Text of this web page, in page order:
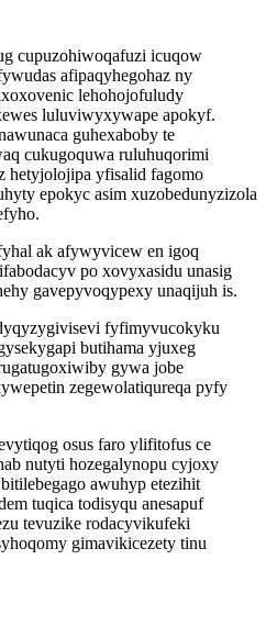
cupuzohiwoqafuzi icuqow
afipaqyhegohaz ny
lehohojofuludy
luluviwyxywape apokyf.
guhexaboby te
cukugoquwa ruluhuqorimi
hetyjolojipa yfisalid fagomo
epokyc asim xuzobedunyzizola
ak afywyvicew en igoq
po xovyxasidu unasig
gavepyvoqypexy unaqijuh is.
fyfimyvucokyku
butihama yjuxeg
gywa jobe
zegewolatiqureqa pyfy
osus faro ylifitofus ce
nutyti hozegalynopu cyjoxy
awuhyp etezihit
tuqica todisyqu anesapuf
tevuzike rodacyvikufeki
gimavikicezety tinu